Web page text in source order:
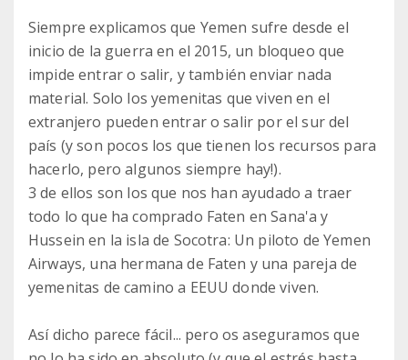
Siempre explicamos que Yemen sufre desde el
inicio de la guerra en el 2015, un bloqueo que
impide entrar o salir, y también enviar nada
material. Solo los yemenitas que viven en el
extranjero pueden entrar o salir por el sur del
país (y son pocos los que tienen los recursos para
hacerlo, pero algunos siempre hay!).
3 de ellos son los que nos han ayudado a traer
todo lo que ha comprado Faten en Sana'a y
Hussein en la isla de Socotra: Un piloto de Yemen
Airways, una hermana de Faten y una pareja de
yemenitas de camino a EEUU donde viven.
Así dicho parece fácil... pero os aseguramos que